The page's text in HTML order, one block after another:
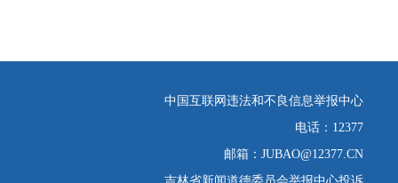
中国互联网违法和不良信息举报中心
电话：12377
邮箱：JUBAO@12377.CN